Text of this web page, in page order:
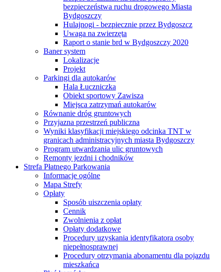
bezpieczeństwa ruchu drogowego Miasta
Bydgoszczy
Hulajnogi - bezpiecznie przez Bydgoszcz
Uwaga na zwierzęta
Raport o stanie brd w Bydgoszczy 2020
Baner system
Lokalizacje
Projekt
Parkingi dla autokarów
Hala Łuczniczka
Obiekt sportowy Zawisza
Miejsca zatrzymań autokarów
Równanie dróg gruntowych
Przyjazna przestrzeń publiczna
Wyniki klasyfikacji miejskiego odcinka TNT w
granicach administracyjnych miasta Bydgoszczy
Program utwardzania ulic gruntowych
Remonty jezdni i chodników
Strefa Płatnego Parkowania
Informacje ogólne
Mapa Strefy
Opłaty
Sposób uiszczenia opłaty
Cennik
Zwolnienia z opłat
Opłaty dodatkowe
Procedury uzyskania identyfikatora osoby
niepełnosprawnej
Procedury otrzymania abonamentu dla pojazdu
mieszkańca